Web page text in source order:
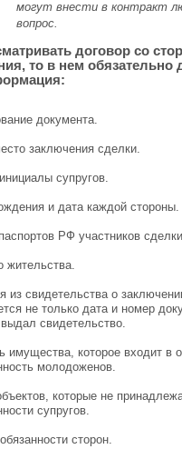
могут внести в контракт
вопрос.
договор со
то в нем обязательно
документа.
заключения сделки.
супругов.
и дата каждой стороны.
РФ участников
жительства.
из свидетельства о
не только дата и номер
свидетельство.
имущества, которое входит в
молодоженов.
которые не
супругов.
сторон.